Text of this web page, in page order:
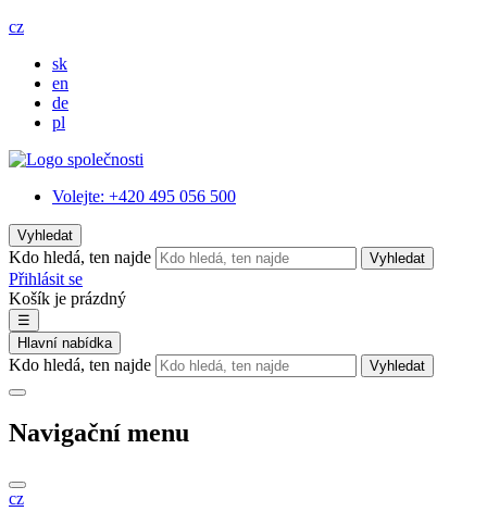
cz
sk
en
de
pl
Volejte: +420 495 056 500
Vyhledat
Kdo hledá, ten najde Vyhledat
Přihlásit se
Košík je prázdný
☰
Hlavní nabídka
Kdo hledá, ten najde Vyhledat
Navigační menu
cz